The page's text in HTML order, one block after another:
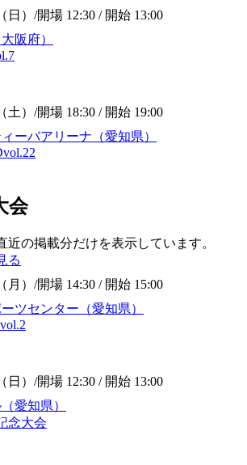
日） /開場 12:30 / 開始 13:00
阪府）
土） /開場 18:30 / 開始 19:00
ーバアリーナ（愛知県）
会
近の掲載分だけを表示しています。
る
月） /開場 14:30 / 開始 15:00
ツセンター（愛知県）
日） /開場 12:30 / 開始 13:00
愛知県）
念大会